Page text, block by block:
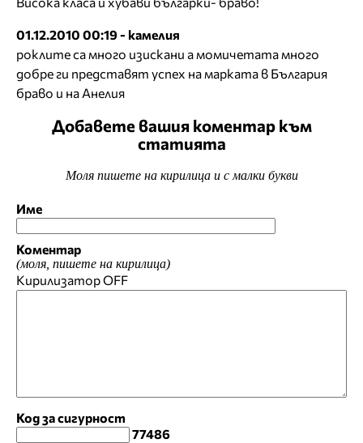
01.12.2010 00:19 - камелия
роклите са много изискани а момичетата много
добре ги представят успех на марката в България
браво и на Анелия
Добавете вашия коментар към
статията
Моля пишете на кирилица и с малки букви
Име
Коментар
(моля, пишете на кирилица)
КирилизаторOFF
Код за сигурност
77486